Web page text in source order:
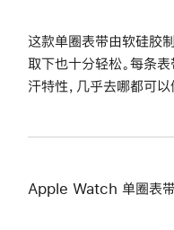
这款单圈表带由软硅胶
取下也十分轻松。每条
汗特性，几乎去哪都可以
Apple Watch 单圈表